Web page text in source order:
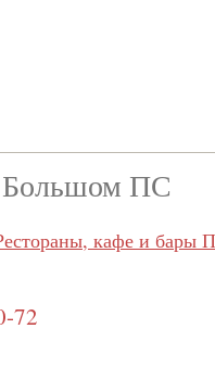
Большом ПС
кафе и бары
72